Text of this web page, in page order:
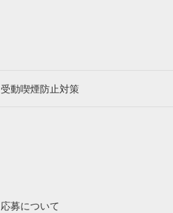
受動喫煙防止対策
応募について